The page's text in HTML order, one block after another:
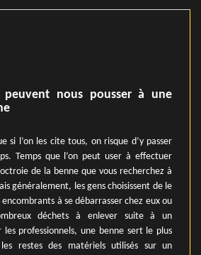
peuvent nous pousser à une
si l’on les cite tous, on risque d’y passer
Temps que l’on peut user à effectuer
de la benne que vous recherchez à
généralement, les gens choisissent de le
à se débarrasser chez eux ou
déchets à enlever suite à un
professionnels, une benne sert le plus
restes des matériels utilisés sur un